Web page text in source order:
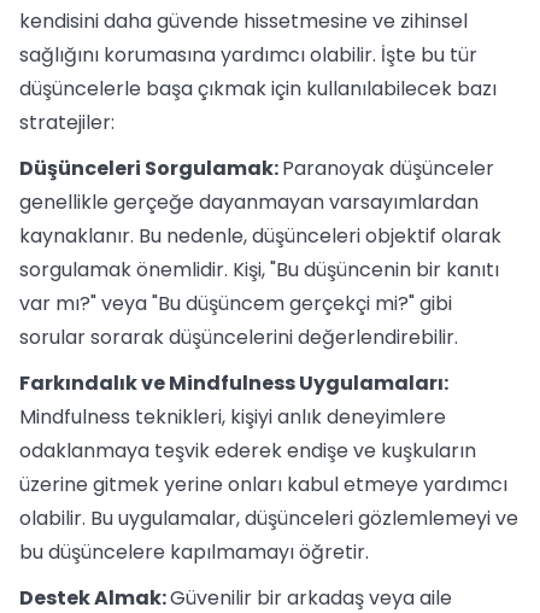
kendisini daha güvende hissetmesine ve zihinsel
sağlığını korumasına yardımcı olabilir. İşte bu tür
düşüncelerle başa çıkmak için kullanılabilecek bazı
stratejiler:
Düşünceleri Sorgulamak:Paranoyak düşünceler
genellikle gerçeğe dayanmayan varsayımlardan
kaynaklanır. Bu nedenle, düşünceleri objektif olarak
sorgulamak önemlidir. Kişi, "Bu düşüncenin bir kanıtı
var mı?" veya "Bu düşüncem gerçekçi mi?" gibi
sorular sorarak düşüncelerini değerlendirebilir.
Farkındalık ve Mindfulness Uygulamaları:
Mindfulness teknikleri, kişiyi anlık deneyimlere
odaklanmaya teşvik ederek endişe ve kuşkuların
üzerine gitmek yerine onları kabul etmeye yardımcı
olabilir. Bu uygulamalar, düşünceleri gözlemlemeyi ve
bu düşüncelere kapılmamayı öğretir.
Destek Almak:Güvenilir bir arkadaş veya aile